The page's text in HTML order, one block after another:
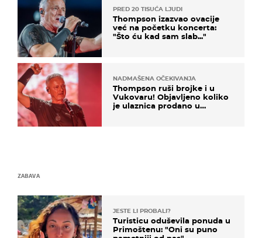
PRED 20 TISUĆA LJUDI
Thompson izazvao ovacije
već na početku koncerta:
"Što ću kad sam slab..."
NADMAŠENA OČEKIVANJA
Thompson ruši brojke i u
Vukovaru! Objavljeno koliko
je ulaznica prodano u
ZABAVA
JESTE LI PROBALI?
Turisticu oduševila ponuda u
Primoštenu: "Oni su puno